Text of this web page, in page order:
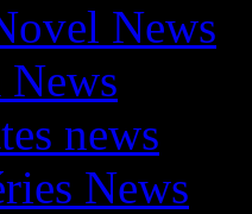
News
News
news
News